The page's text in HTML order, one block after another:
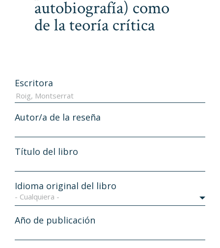
autobiografía) como
de la teoría crítica
Escritora
Autor/a de la reseña
Título del libro
Idioma original del libro
- Cualquiera -
Año de publicación